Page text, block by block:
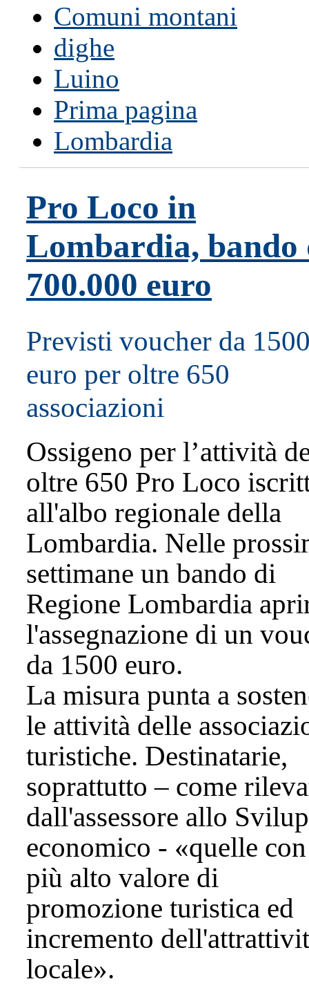
Comuni montani
dighe
Luino
Prima pagina
Lombardia
Pro Loco in
Lombardia, bando
700.000 euro
Previsti voucher da
euro per oltre 650
associazioni
Ossigeno per l’attività
oltre 650 Pro Loco
all'albo regionale della
Lombardia. Nelle
settimane un bando di
Regione Lombardia
l'assegnazione di un
da 1500 euro.
La misura punta a
le attività delle
turistiche. Destinatarie,
soprattutto – come
dall'assessore allo
economico - «quelle
più alto valore di
promozione turistica ed
incremento
locale».